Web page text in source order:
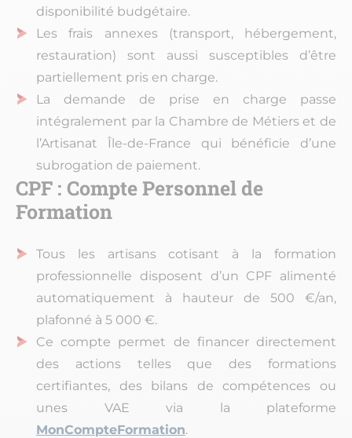
disponibilité budgétaire.
Les frais annexes (transport, hébergement,
restauration) sont aussi susceptibles d’être
partiellement pris en charge.
La demande de prise en charge passe
intégralement par la Chambre de Métiers et de
l’Artisanat Île-de-France qui bénéficie d’une
subrogation de paiement.
CPF : Compte Personnel de
Formation
Tous les artisans cotisant à la formation
professionnelle disposent d’un CPF alimenté
automatiquement à hauteur de 500 €/an,
plafonné à 5 000 €.
Ce compte permet de financer directement
des actions telles que des formations
certifiantes, des bilans de compétences ou
unes VAE via la plateforme
MonCompteFormation.